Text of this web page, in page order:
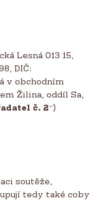
Lesná 013 15,
DIČ:
v obchodním
Žilina, oddíl Sa,
č. 2“)
soutěže,
tedy také coby